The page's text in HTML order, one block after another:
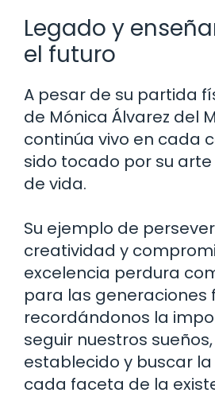
Legado y
el futuro
A pesar de su partida
de Mónica Álvarez del
continúa vivo en cada
sido tocado por su arte
de vida.
Su ejemplo de
creatividad y
excelencia perdura
para las generaciones
recordándonos la
seguir nuestros
establecido y buscar
cada faceta de la